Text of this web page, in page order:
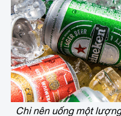
Chỉ nên uống một